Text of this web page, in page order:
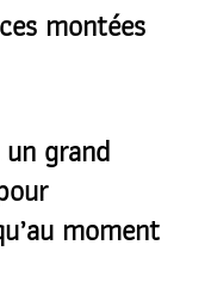
montées
grand
moment